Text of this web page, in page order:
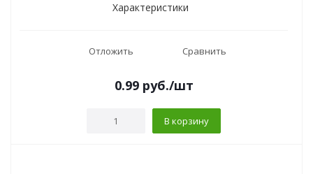
Характеристики
Отложить Сравнить
0.99 руб./шт
В корзину